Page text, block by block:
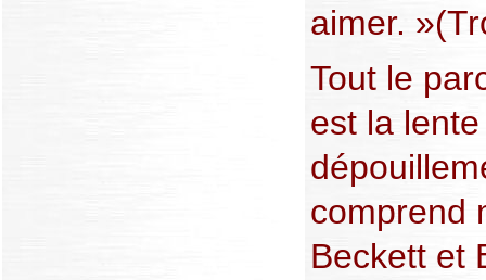
aimer.
Tout le
est la
comprend
Beckett et